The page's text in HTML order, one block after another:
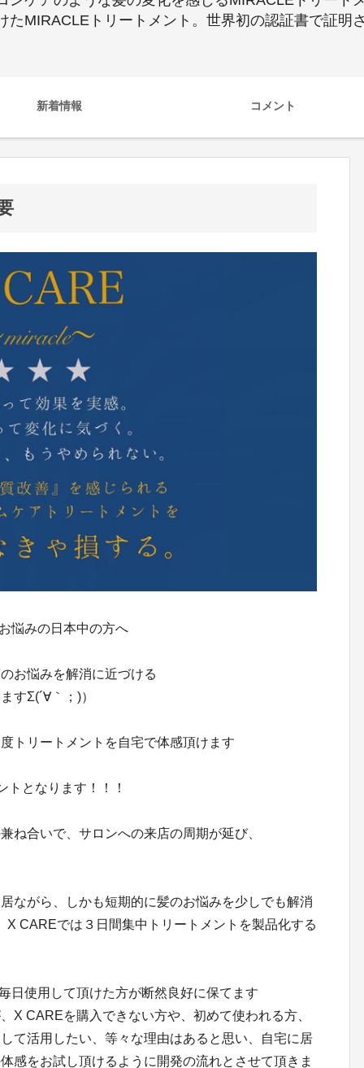
MIRACLEトリートメント。世界初の認証書で証明
新着情報 コメント
悩みの日本中の方へ
お悩みを解消に近づける
すΣ(´∀｀；)）
トリートメントを自宅で体感頂けます
トとなります！！！
ね合いで、サロンへの来店の周期が延び、
ながら、しかも短期的に髪のお悩みを少しでも解消
CAREでは３日間集中トリートメントを製品化する
日使用して頂けた方が断然良好に保てます
X CAREを購入できない方や、初めて使われる方、
て活用したい、等々な理由はあると思い、自宅に居
感をお試し頂けるように開発の流れとさせて頂きま